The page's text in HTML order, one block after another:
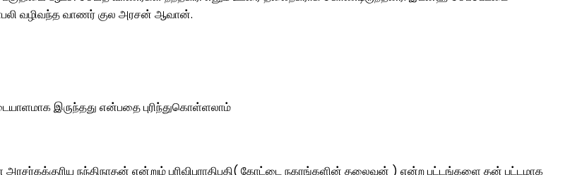
வழிவந்த வாணர் குல அரசன் ஆவான்.
இருந்தது என்பதை புரிந்துகொள்ளலாம்
நந்திநாதன் என்றும் பரிவிபுராதிபதி( கோட்டை நகரங்களின் தலைவன் ) என்ற பட்டங்களை தன் பட்டமாக